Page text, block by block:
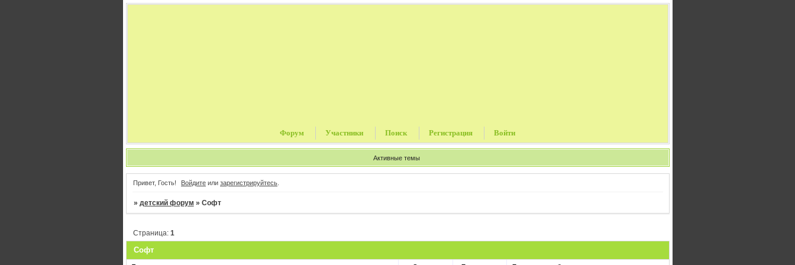
Форум Участники Поиск Регистрация Войти
Активные темы
Привет, Гость! Войдите или зарегистрируйтесь
» детский форум » Софт
Софт
Страница: 1